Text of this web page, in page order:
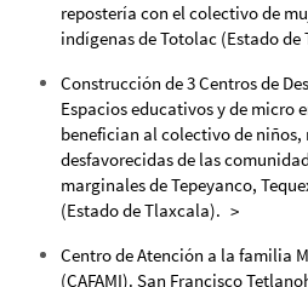
repostería con el colectivo de
indígenas de Totolac (Estado de
Construcción de 3 Centros de
Espacios educativos y de micro
benefician al colectivo de niños,
desfavorecidas de las
marginales de Tepeyanco,
(Estado de Tlaxcala).
Centro de Atención a la familia
(CAFAMI). San Francisco